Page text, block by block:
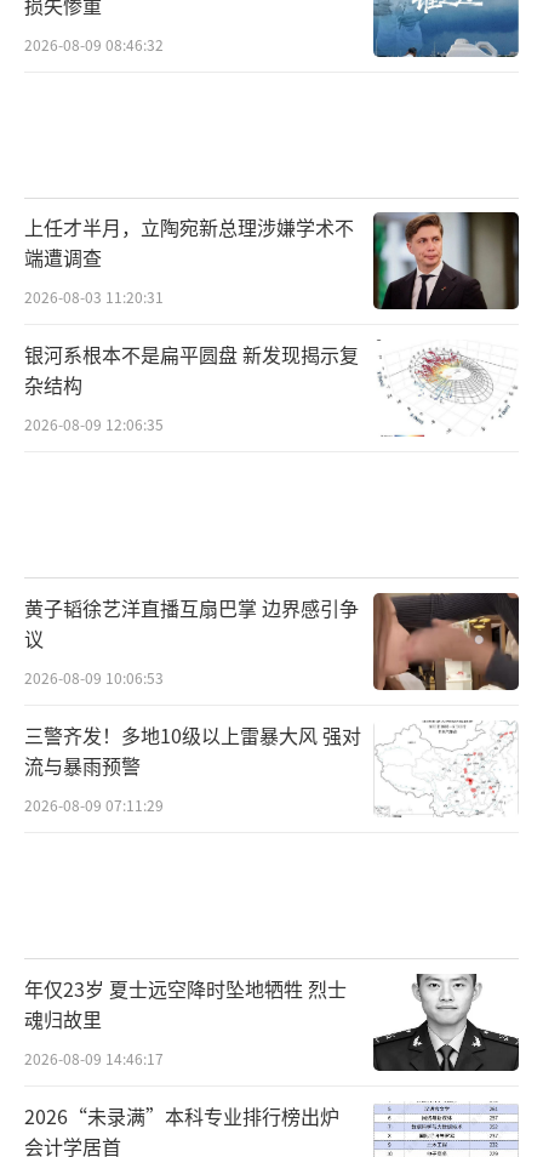
2026-08-09 08:46:32
上任才半月，立陶宛新总理涉嫌学术不
端遭调查
2026-08-03 11:20:31
银河系根本不是扁平圆盘 新发现揭示复
杂结构
2026-08-09 12:06:35
黄子韬徐艺洋直播互扇巴掌 边界感引争
议
2026-08-09 10:06:53
三警齐发！多地10级以上雷暴大风 强对
流与暴雨预警
2026-08-09 07:11:29
年仅23岁 夏士远空降时坠地牺牲 烈士
魂归故里
2026-08-09 14:46:17
2026“未录满”本科专业排行榜出炉
会计学居首